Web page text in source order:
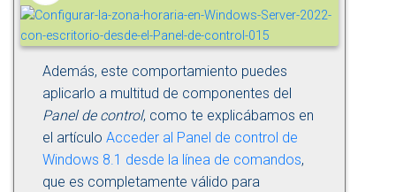
Además, este comportamiento puedes
aplicarlo a multitud de componentes del
Panel de control, como te explicábamos en
el artículo Acceder al Panel de control de
Windows 8.1 desde la línea de comandos,
que es completamente válido para